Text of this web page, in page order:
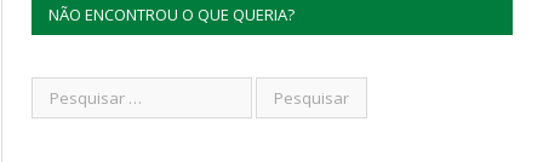
NÃO ENCONTROU O QUE QUERIA?